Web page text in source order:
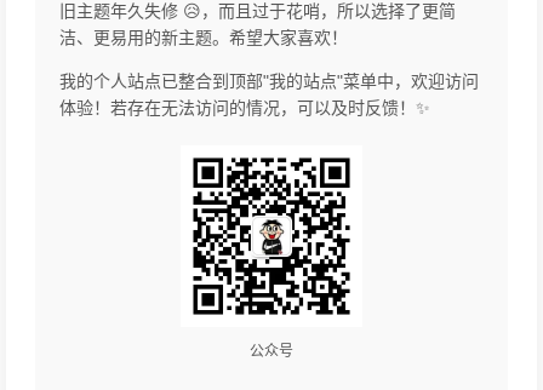
旧主题年久失修 😥，而且过于花哨，所以选择了更简
洁、更易用的新主题。希望大家喜欢！
我的个人站点已整合到顶部"我的站点"菜单中，欢迎访问
体验！若存在无法访问的情况，可以及时反馈！✨
公众号